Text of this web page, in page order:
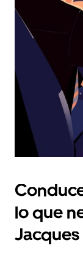
Presiona
la
tecla Esc
para
calendario.
lo que
Jacques